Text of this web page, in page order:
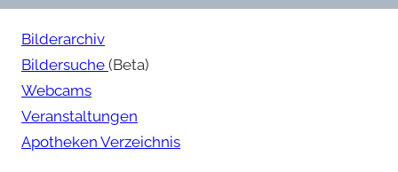
Bilderarchiv
Bildersuche (Beta)
Webcams
Veranstaltungen
Apotheken Verzeichnis